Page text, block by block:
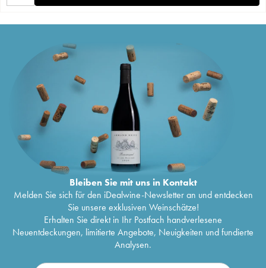
Bleiben Sie mit uns in Kontakt
Melden Sie sich für den iDealwine-Newsletter an und entdecken
Sie unsere exklusiven Weinschätze!
Erhalten Sie direkt in Ihr Postfach handverlesene
Neuentdeckungen, limitierte Angebote, Neuigkeiten und fundierte
Analysen.